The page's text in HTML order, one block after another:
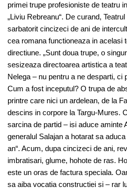
primei trupe profesioniste de teatru
„Liviu Rebreanu“. De curand,
sarbatorit cincizeci de ani de
cea romana functioneaza in acelasi
directiune. „Sunt doua trupe, o
sesizeaza directoarea artistica a
Nelega – nu pentru a ne desparti, ci
Cum a fost inceputul? O trupa de
printre care nici un ardelean, de la
descins in corpore la Targu-Mures.
sarcina de partid – isi aduce aminte
generalul Salajan a hotarat sa
an“. Acum, dupa cincizeci de ani,
imbratisari, glume, hohote de ras.
este un oras de factura speciala.
sa aiba vocatia constructiei si – rar